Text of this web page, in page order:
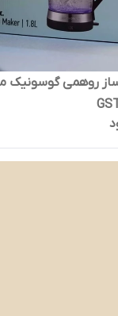
روهمی گوسونیک